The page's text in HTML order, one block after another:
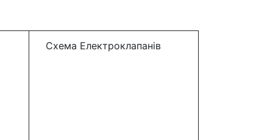
Схема Електроклапанів